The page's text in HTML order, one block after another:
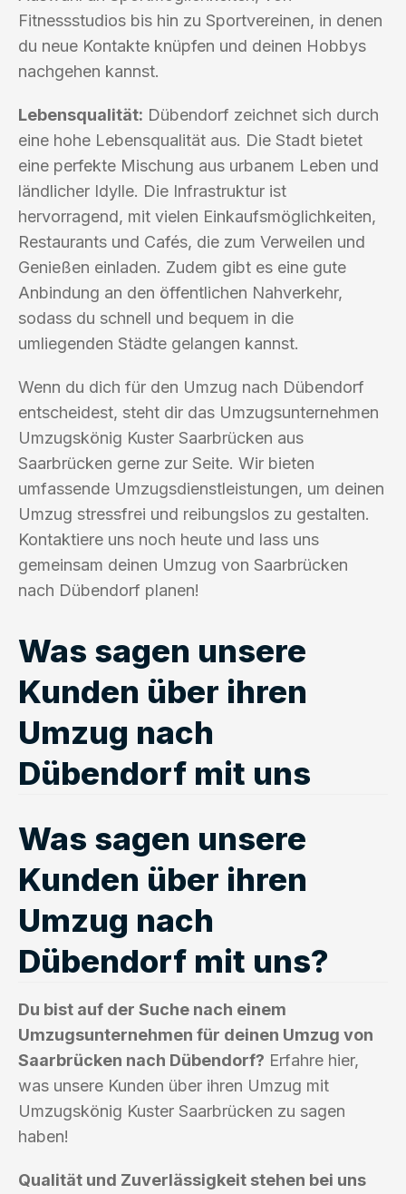
Fitnessstudios bis hin zu Sportvereinen, in denen
du neue Kontakte knüpfen und deinen Hobbys
nachgehen kannst.
Lebensqualität: Dübendorf zeichnet sich durch
eine hohe Lebensqualität aus. Die Stadt bietet
eine perfekte Mischung aus urbanem Leben und
ländlicher Idylle. Die Infrastruktur ist
hervorragend, mit vielen Einkaufsmöglichkeiten,
Restaurants und Cafés, die zum Verweilen und
Genießen einladen. Zudem gibt es eine gute
Anbindung an den öffentlichen Nahverkehr,
sodass du schnell und bequem in die
umliegenden Städte gelangen kannst.
Wenn du dich für den Umzug nach Dübendorf
entscheidest, steht dir das Umzugsunternehmen
Umzugskönig Kuster Saarbrücken aus
Saarbrücken gerne zur Seite. Wir bieten
umfassende Umzugsdienstleistungen, um deinen
Umzug stressfrei und reibungslos zu gestalten.
Kontaktiere uns noch heute und lass uns
gemeinsam deinen Umzug von Saarbrücken
nach Dübendorf planen!
Was sagen unsere
Kunden über ihren
Umzug nach
Dübendorf mit uns
Was sagen unsere
Kunden über ihren
Umzug nach
Dübendorf mit uns?
Du bist auf der Suche nach einem
Umzugsunternehmen für deinen Umzug von
Saarbrücken nach Dübendorf? Erfahre hier,
was unsere Kunden über ihren Umzug mit
Umzugskönig Kuster Saarbrücken zu sagen
haben!
Qualität und Zuverlässigkeit stehen bei uns